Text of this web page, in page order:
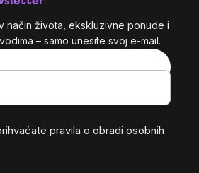
način života, ekskluzivne ponude i
– samo unesite svoj e-mail.
pravila o obradi osobnih